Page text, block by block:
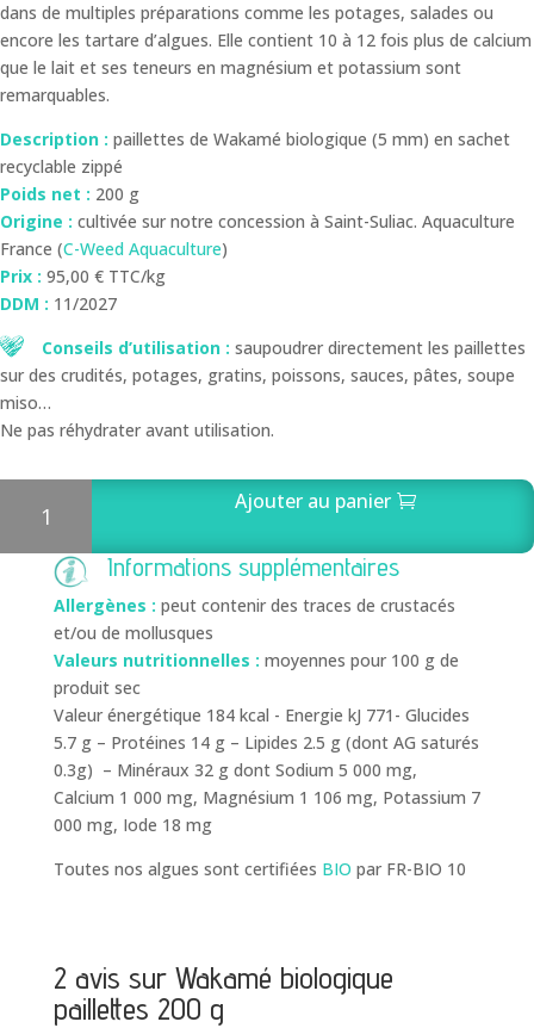
dans de multiples préparations comme les potages, salades ou
encore les tartare d’algues. Elle contient 10 à 12 fois plus de calcium
que le lait et ses teneurs en magnésium et potassium sont
remarquables.
Description : paillettes de Wakamé biologique (5 mm) en sachet
recyclable zippé
Poids net : 200 g
Origine : cultivée sur notre concession à Saint-Suliac. Aquaculture
France (C-Weed Aquaculture)
Prix : 95,00 € TTC/kg
DDM : 11/2027
Conseils d’utilisation : saupoudrer directement les paillettes
sur des crudités, potages, gratins, poissons, sauces, pâtes, soupe
miso…
Ne pas réhydrater avant utilisation.
biologique
paillettes
Ajouter au panier
Informations supplémentaires
Allergènes : peut contenir des traces de crustacés
et/ou de mollusques
Valeurs nutritionnelles : moyennes pour 100 g de
produit sec
Valeur énergétique 184 kcal - Energie kJ 771- Glucides
5.7 g – Protéines 14 g – Lipides 2.5 g (dont AG saturés
0.3g) – Minéraux 32 g dont Sodium 5 000 mg,
Calcium 1 000 mg, Magnésium 1 106 mg, Potassium 7
000 mg, Iode 18 mg
Toutes nos algues sont certifiées BIO par FR-BIO 10
2 avis sur Wakamé biologique
paillettes 200 g